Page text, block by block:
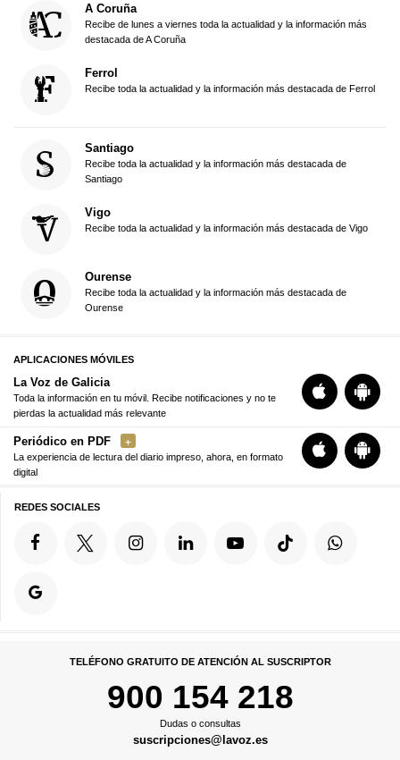
A Coruña
Recibe de lunes a viernes toda la actualidad y la información más
destacada de A Coruña
Ferrol
Recibe toda la actualidad y la información más destacada de Ferrol
Santiago
Recibe toda la actualidad y la información más destacada de
Santiago
Vigo
Recibe toda la actualidad y la información más destacada de Vigo
Ourense
Recibe toda la actualidad y la información más destacada de
Ourense
APLICACIONES MÓVILES
La Voz de Galicia
Toda la información en tu móvil. Recibe notificaciones y no te
pierdas la actualidad más relevante
Periódico en PDF
La experiencia de lectura del diario impreso, ahora, en formato
digital
REDES SOCIALES
TELÉFONO GRATUITO DE ATENCIÓN AL SUSCRIPTOR
900 154 218
Dudas o consultas
suscripciones@lavoz.es